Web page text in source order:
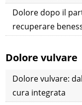
Dolore dopo il
recuperare
Dolore vulvare
Dolore vulvare:
cura integrata